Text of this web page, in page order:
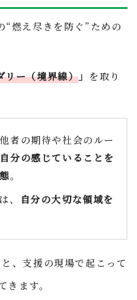
“燃え尽きを防ぐ”ための
リー（境界線）」 を取り
者の期待や社会のルー
自分の感じていることを
。
、
自分の大切な領域を
、支援の現場で起こって
きます。